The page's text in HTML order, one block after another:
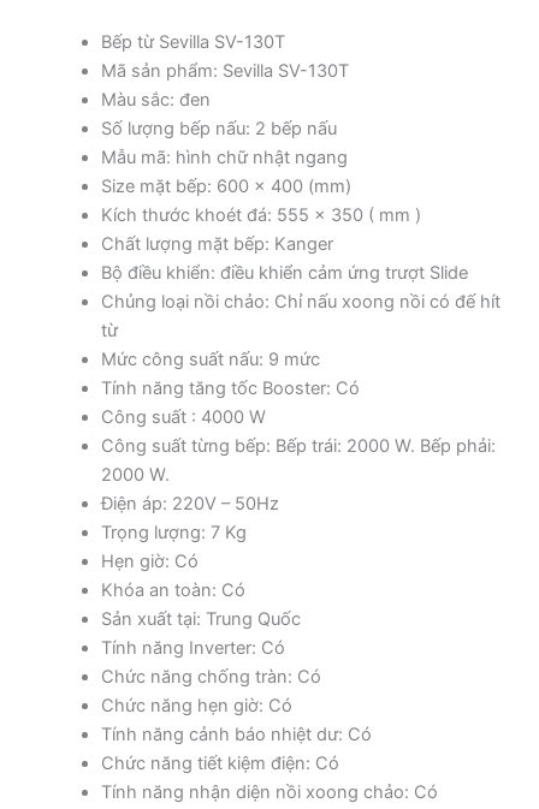
Bếp từ Sevilla SV-130T
Mã sản phẩm: Sevilla SV-130T
Màu sắc: đen
Số lượng bếp nấu: 2 bếp nấu
Mẫu mã: hình chữ nhật ngang
Size mặt bếp: 600 x 400 (mm)
Kích thước khoét đá: 555 x 350 ( mm )
Chất lượng mặt bếp: Kanger
Bộ điều khiển: điều khiển cảm ứng trượt Slide
Chủng loại nồi chảo: Chỉ nấu xoong nồi có đế hít
từ
Mức công suất nấu: 9 mức
Tính năng tăng tốc Booster: Có
Công suất : 4000 W
Công suất từng bếp: Bếp trái: 2000 W. Bếp phải:
2000 W.
Điện áp: 220V – 50Hz
Trọng lượng: 7 Kg
Hẹn giờ: Có
Khóa an toàn: Có
Sản xuất tại: Trung Quốc
Tính năng Inverter: Có
Chức năng chống tràn: Có
Chức năng hẹn giờ: Có
Tính năng cảnh báo nhiệt dư: Có
Chức năng tiết kiệm điện: Có
Tính năng nhận diện nồi xoong chảo: Có